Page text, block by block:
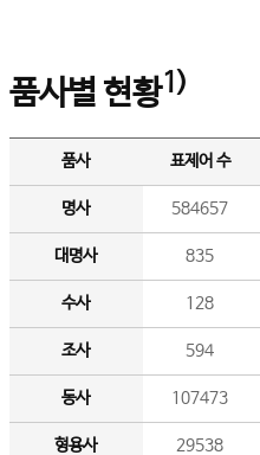
품사별 현황1)
품사 표제어 수
명사 584657
대명사 835
수사 128
조사 594
동사 107473
형용사 29538